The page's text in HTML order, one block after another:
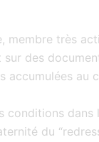
très
des
accumulées
du